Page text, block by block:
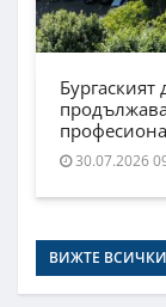
30.07.2026
ВИЖТЕ